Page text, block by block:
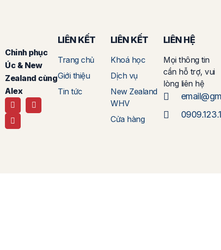
Chinh phục
Úc & New
Zealand cùng
Alex
LIÊN KẾT
Trang chủ
Giới thiệu
Tin tức
LIÊN KẾT
Khoá học
Dịch vụ
New Zealand
WHV
Cửa hàng
LIÊN HỆ
Mọi thông tin
cần hỗ trợ, vui
lòng liên hệ